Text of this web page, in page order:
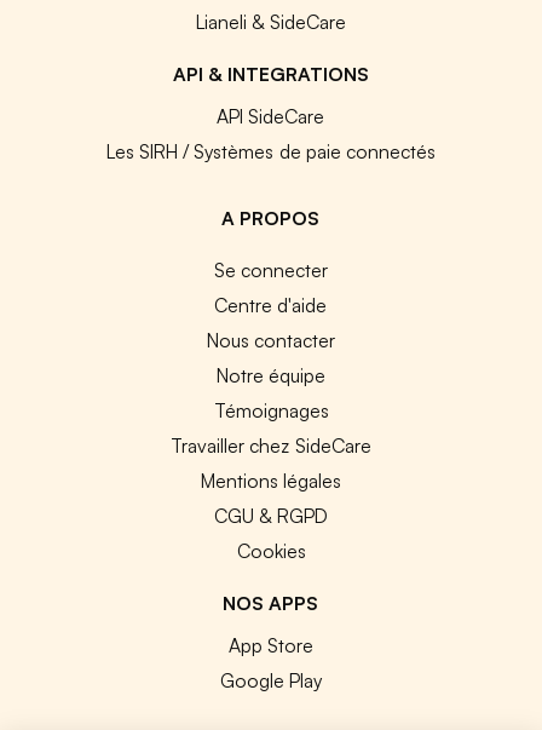
Lianeli & SideCare
API & INTEGRATIONS
API SideCare
Les SIRH / Systèmes de paie connectés
A PROPOS
Se connecter
Centre d'aide
Nous contacter
Notre équipe
Témoignages
Travailler chez SideCare
Mentions légales
CGU & RGPD
Cookies
NOS APPS
App Store
Google Play